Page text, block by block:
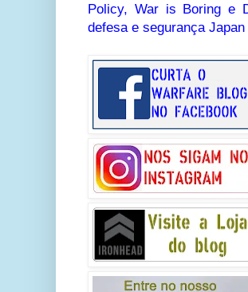
Policy, War is Boring e
defesa e segurança